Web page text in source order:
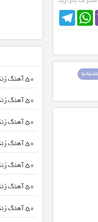
TelegramWhatsApp
50 آهنگ زنگ موبایل اورجینال
50 آهنگ زنگ موبایل بازی
50 آهنگ زنگ موبایل اپل با فرمت mp3
50 آهنگ زنگ موبایل غمگین
50 آهنگ زنگ موبایل خور محرم
50 آهنگ زنگ موبایل ساز
50 آهنگ زنگ موبایل نوحه